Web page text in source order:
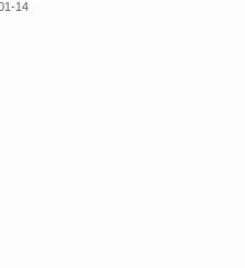
14